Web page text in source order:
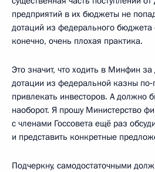
предприятий в их бюджеты не
дотаций из федерального бюджета
конечно, очень плохая практика.
Это значит, что ходить в Минфин
дотации из федеральной казны
привлекать инвесторов. А должно
наоборот. Я прошу Министерство
с членами Госсовета ещё раз
и представить конкретные
Подчеркну, самодостаточными